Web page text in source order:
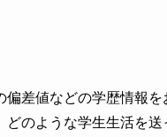
差値などの学歴情報
のような学生生活を